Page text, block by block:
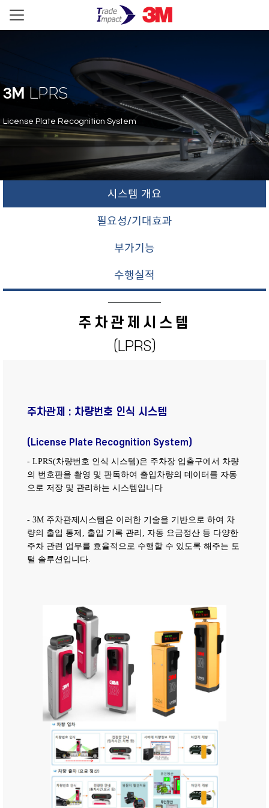
3MLPRS
License Plate Recognition System
시스템 개요
필요성/기대효과
부가기능
수행실적
주차관제시스템
(LPRS)
주차관제 : 차량번호 인식 시스템
(License Plate Recognition System)
- LPRS(차량번호 인식 시스템)은 주차장 입출구에서 차량
의 번호판을 촬영 및 판독하여 출입차량의 데이터를 자동
으로 저장 및 관리하는 시스템입니다
- 3M 주차관제시스템은 이러한 기술을 기반으로 하여 차
량의 출입 통제, 출입 기록 관리, 자동 요금정산 등 다양한
주차 관련 업무를 효율적으로 수행할 수 있도록 해주는 토
털 솔루션입니다.